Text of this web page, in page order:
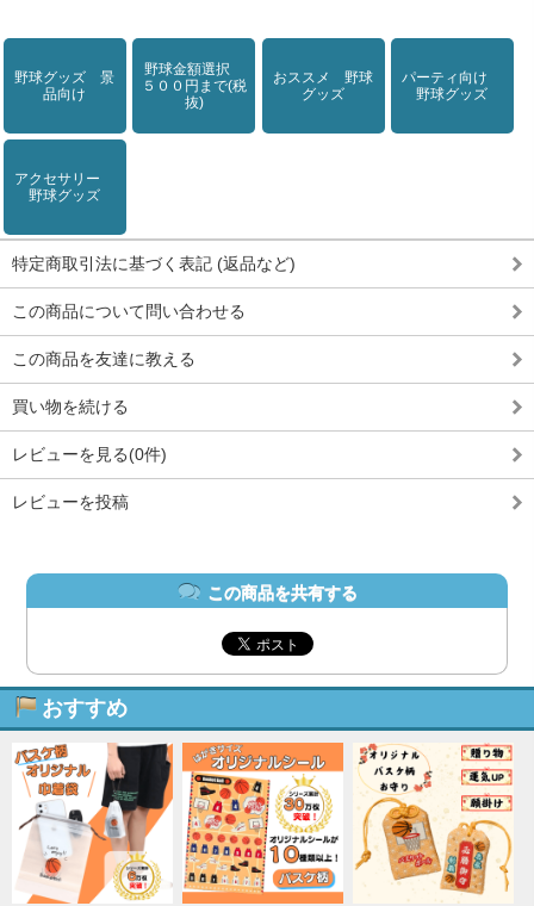
野球グッズ 景
品向け
野球金額選択
５００円まで(税
抜)
おススメ 野球
グッズ
パーティ向け
野球グッズ
アクセサリー
野球グッズ
特定商取引法に基づく表記 (返品など)
この商品について問い合わせる
この商品を友達に教える
買い物を続ける
レビューを見る(0件)
レビューを投稿
この商品を共有する
おすすめ